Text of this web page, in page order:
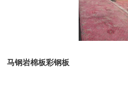
马钢岩棉板彩钢板